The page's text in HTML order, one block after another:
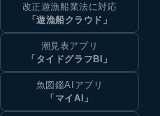
改正遊漁船業法に対応
「遊漁船クラウド」
潮見表アプリ
「タイドグラフBI」
魚図鑑AIアプリ
「マイAI」